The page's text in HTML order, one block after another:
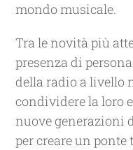
mondo musicale.
Tra le novità più
presenza di
della radio a livello
condividere la loro
nuove generazioni
per creare un